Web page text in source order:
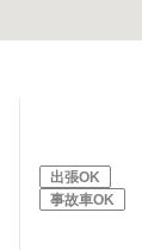
出張OK
事故車OK